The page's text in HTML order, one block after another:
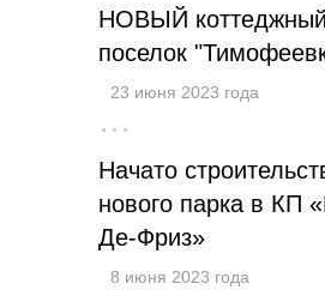
НОВЫЙ коттеджный
поселок
23 июня 2023 года
···
Начато
нового парка в КП
Де-Фриз»
8 июня 2023 года